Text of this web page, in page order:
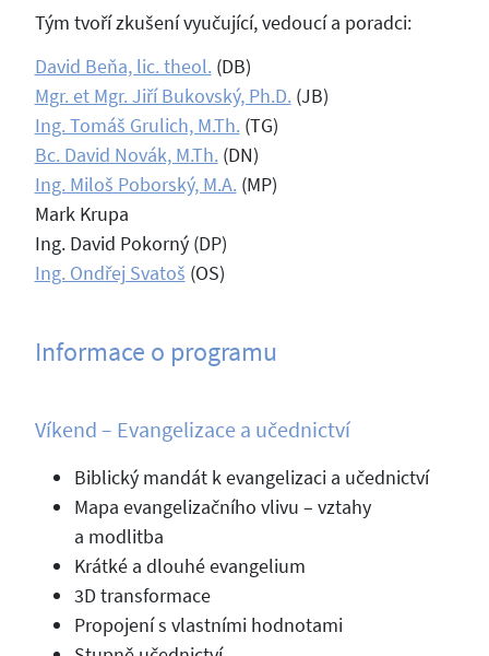
Tým tvoří zkušení vyučující, vedoucí a poradci:
David Beňa, lic. theol. (DB)
Mgr. et Mgr. Jiří Bukovský, Ph.D. (JB)
Ing. Tomáš Grulich, M.Th. (TG)
Bc. David Novák, M.Th. (DN)
Ing. Miloš Poborský, M.A. (MP)
Mark Krupa
Ing. David Pokorný (DP)
Ing. Ondřej Svatoš (OS)
Informace o programu
Víkend – Evangelizace a učednictví
Biblický mandát k evangelizaci a učednictví
Mapa evangelizačního vlivu – vztahy
a modlitba
Krátké a dlouhé evangelium
3D transformace
Propojení s vlastními hodnotami